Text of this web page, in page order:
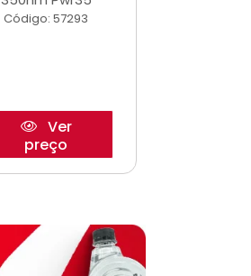
Código: 57293
Ver
preço